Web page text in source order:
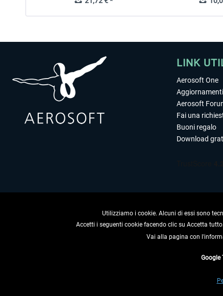
LINK
Aerosoft One
Aggiornamenti
Aerosoft
Fai una
Buoni regalo
Download
** Riguarda le
Utilizziamo i cookie. Alcuni di essi sono
Accetti i seguenti cookie facendo clic su Accetta
Vai alla pagina con
Google